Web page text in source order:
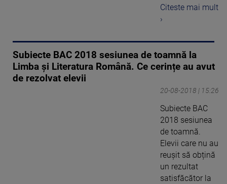
Citeste mai mult
›
Subiecte BAC 2018 sesiunea de toamnă la
Limba și Literatura Română. Ce cerințe au avut
de rezolvat elevii
20-08-2018 | 15:26
Subiecte BAC
2018 sesiunea
de toamnă.
Elevii care nu au
reușit să obțină
un rezultat
satisfăcător la